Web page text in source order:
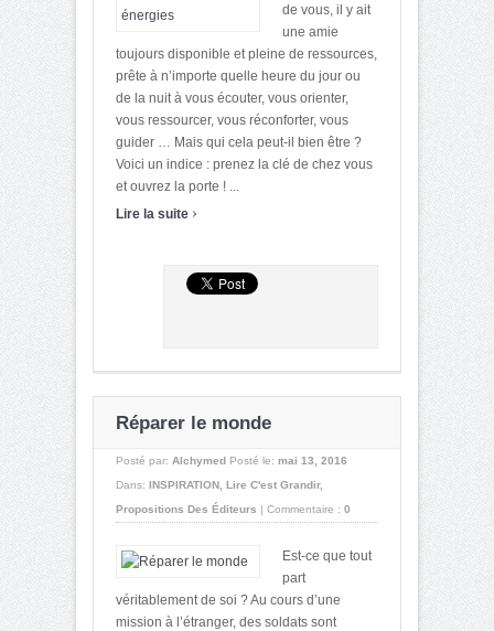
de vous, il y ait
une amie
toujours disponible et pleine de ressources,
prête à n’importe quelle heure du jour ou
de la nuit à vous écouter, vous orienter,
vous ressourcer, vous réconforter, vous
guider … Mais qui cela peut-il bien être ?
Voici un indice : prenez la clé de chez vous
et ouvrez la porte ! ...
Lire la suite ›
Réparer le monde
Posté par: Alchymed Posté le: mai 13, 2016
Dans: INSPIRATION Lire C'est Grandir,
Propositions Des Éditeurs | Commentaire : 0
Est-ce que tout
part
véritablement de soi ? Au cours d’une
mission à l’étranger, des soldats sont